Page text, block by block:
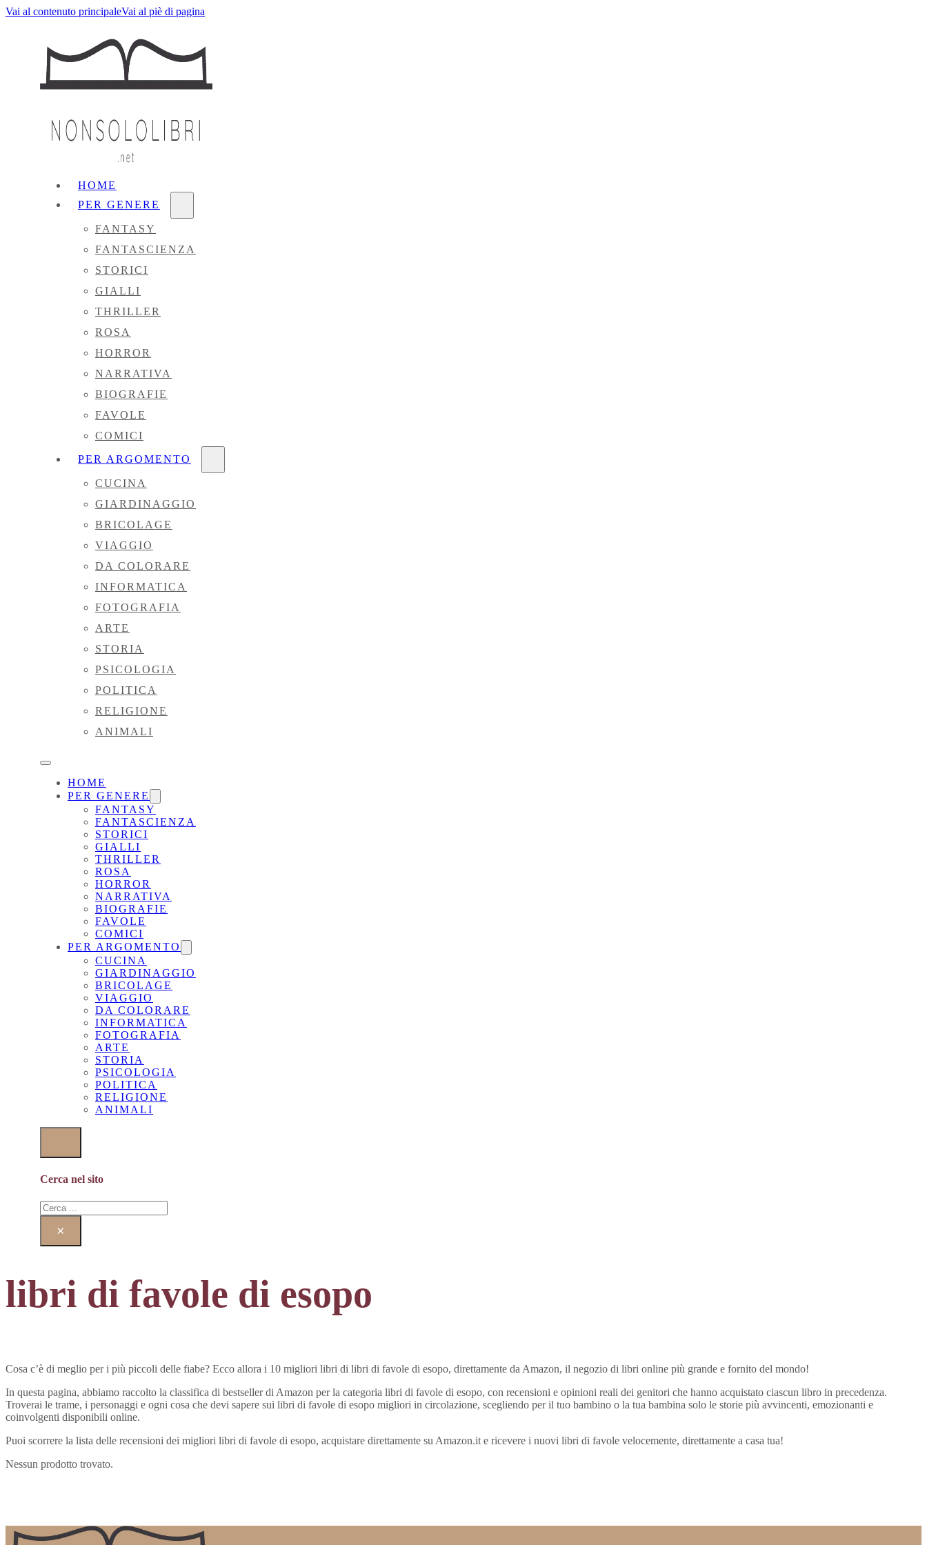
Vai al contenuto principaleVai al piè di pagina
HOME
PER GENERE
FANTASY
FANTASCIENZA
STORICI
GIALLI
THRILLER
ROSA
HORROR
NARRATIVA
BIOGRAFIE
FAVOLE
COMICI
PER ARGOMENTO
CUCINA
GIARDINAGGIO
BRICOLAGE
VIAGGIO
DA COLORARE
INFORMATICA
FOTOGRAFIA
ARTE
STORIA
PSICOLOGIA
POLITICA
RELIGIONE
ANIMALI
HOME
PER GENERE
FANTASY
FANTASCIENZA
STORICI
GIALLI
THRILLER
ROSA
HORROR
NARRATIVA
BIOGRAFIE
FAVOLE
COMICI
PER ARGOMENTO
CUCINA
GIARDINAGGIO
BRICOLAGE
VIAGGIO
DA COLORARE
INFORMATICA
FOTOGRAFIA
ARTE
STORIA
PSICOLOGIA
POLITICA
RELIGIONE
ANIMALI
Cerca nel sito
Cerca
×
libri di favole di esopo
Cosa c’è di meglio per i più piccoli delle fiabe? Ecco allora i 10 migliori libri di libri di favole di esopo, direttamente da Amazon, il negozio di libri online più grande e fornito del mondo!
In questa pagina, abbiamo raccolto la classifica di bestseller di Amazon per la categoria libri di favole di esopo, con recensioni e opinioni reali dei genitori che hanno acquistato ciascun libro in precedenza.
Troverai le trame, i personaggi e ogni cosa che devi sapere sui libri di favole di esopo migliori in circolazione, scegliendo per il tuo bambino o la tua bambina solo le storie più avvincenti, emozionanti e
coinvolgenti disponibili online.
Puoi scorrere la lista delle recensioni dei migliori libri di favole di esopo, acquistare direttamente su Amazon.it e ricevere i nuovi libri di favole velocemente, direttamente a casa tua!
Nessun prodotto trovato.